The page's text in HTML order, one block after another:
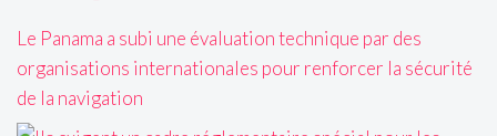
Le Panama a subi une évaluation technique par des
organisations internationales pour renforcer la sécurité
de la navigation